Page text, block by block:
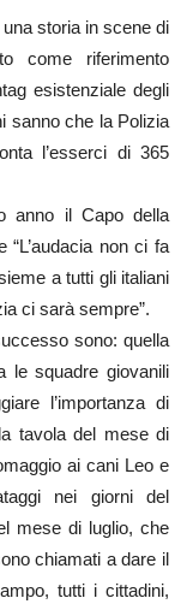
storia in scene di
come riferimento
esistenziale degli
sanno che la Polizia
l’esserci di 365
anno il Capo della
non ci fa
a tutti gli italiani
ci sarà sempre”.
sono: quella
le squadre giovanili
l’importanza di
tavola del mese di
ai cani Leo e
nei giorni del
mese di luglio, che
chiamati a dare il
tutti i cittadini,